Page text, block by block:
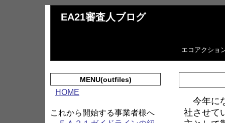
EA21審査人ブログ
エコアクショ
今年に
社させて
MENU(outfiles)
HOME
これから開始する事業者様へ